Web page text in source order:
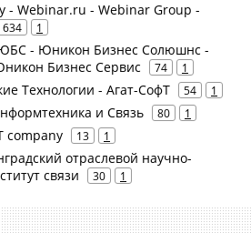
- Webinar.ru - Webinar Group -
634 1
- Юникон Бизнес Солюшнс -
Бизнес Сервис
74 1
Технологии - Агат-СофТ 54 1
и Связь 80 1
company 13 1
отраслевой научно-
связи
30 1